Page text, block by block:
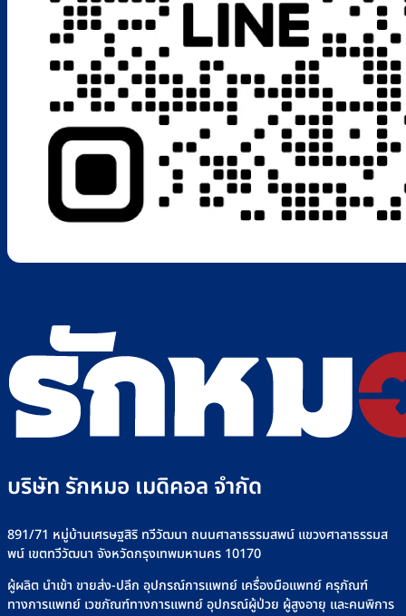
บริษัท รักหมอ เมดิคอล จำกัด
891/71 หมู่บ้านเศรษฐสิริ ทวีวัฒนา ถนนศาลาธรรมสพน์ แขวงศาลาธรรมส
พน์ เขตทวีวัฒนา จังหวัดกรุงเทพมหานคร 10170
ผู้ผลิต นำเข้า ขายส่ง-ปลีก อุปกรณ์การแพทย์ เครื่องมือแพทย์ ครุภัณฑ์
ทางการแพทย์ เวชภัณฑ์ทางการแพทย์ อุปกรณ์ผู้ป่วย ผู้สูงอายุ และคนพิการ